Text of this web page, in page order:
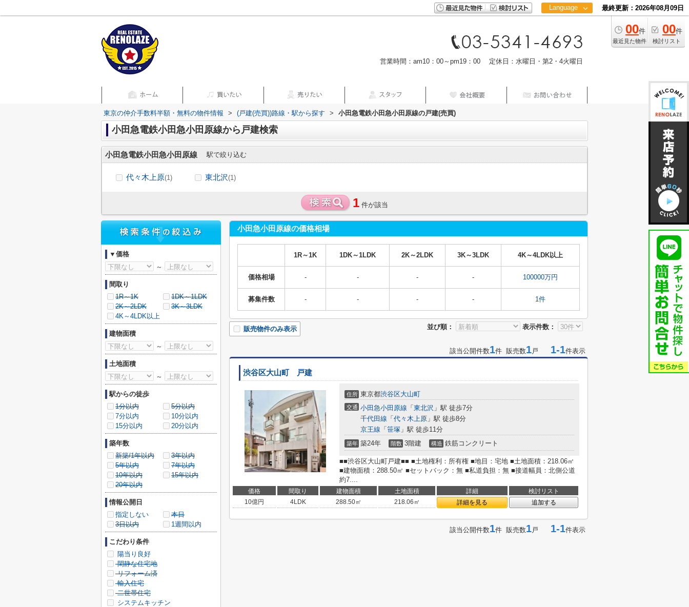
Language
中文
最終更新：2026年08月09日
00件
最近見た物件
00件
検討リスト
営業時間：am10：00～pm19：00 定休日：水曜日・第2・4火曜日
東京の仲介手数料半額・無料の物件情報 > (戸建(売買))路線・駅から探す > 小田急電鉄小田急小田原線の戸建(売買)
小田急電鉄小田急小田原線から戸建検索
小田急電鉄小田急小田原線 駅で絞り込む
代々木上原(1) 東北沢(1)
1 件が該当
小田急小田原線の価格相場
1R～1K 1DK～1LDK 2K～2LDK 3K～3LDK 4K～4LDK以上
価格相場 - - - - 100000万円
募集件数 - - - - 1件
並び順： 表示件数：
販売物件のみ表示
該当公開件数1件 販売数1戸 1-1件表示
渋谷区大山町 戸建
住所 東京都渋谷区大山町
交通 小田急小田原線 「 東北沢 」駅 徒歩7分
千代田線 「 代々木上原 」駅 徒歩8分
京王線 「 笹塚 」駅 徒歩11分
築年 築24年 階数 3階建 構造 鉄筋コンクリート
■■渋谷区大山町戸建■■ ■土地権利：所有権 ■地目：宅地 ■土地面積：218.06㎡
■建物面積：288.50㎡ ■セットバック：無 ■私道負担：無 ■接道幅員：北側公道
約7....
価格 間取り 建物面積 土地面積 詳細
検討リスト
10億円 4LDK 288.50㎡ 218.06㎡ 詳細を見る 追加する
該当公開件数1件 販売数1戸 1-1件表示
▼価格
～
間取り
1R～1K
1DK～1LDK
2K～2LDK
3K～3LDK
4K～4LDK以上
建物面積
～
土地面積
～
駅からの徒歩
1分以内
5分以内
7分以内
10分以内
15分以内
20分以内
築年数
新築/1年以内
3年以内
5年以内
7年以内
10年以内
15年以内
20年以内
情報公開日
指定しない
本日
3日以内
1週間以内
こだわり条件
陽当り良好
閑静な住宅地
リフォーム済
輸入住宅
二世帯住宅
システムキッチン